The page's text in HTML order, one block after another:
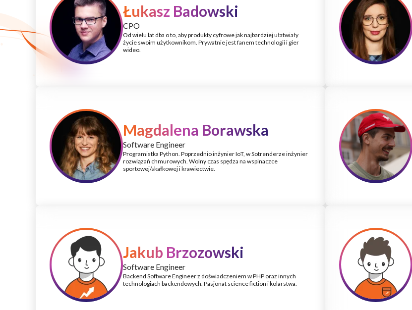
Łukasz Badowski
CPO
Od wielu lat dba o to, aby produkty cyfrowe jak najbardziej ułatwiały
życie swoim użytkownikom. Prywatnie jest fanem technologii i gier
wideo.
Magdalena Borawska
Software Engineer
Programistka Python. Poprzednio inżynier IoT, w Sotrenderze inżynier
rozwiązań chmurowych. Wolny czas spędza na wspinaczce
sportowej/skałkowej i krawiectwie.
Jakub Brzozowski
Software Engineer
Backend Software Engineer z doświadczeniem w PHP oraz innych
technologiach backendowych. Pasjonat science fiction i kolarstwa.